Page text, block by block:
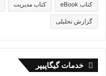
کتاب eBook کتاب مدیریت
گزارش تحلیلی
خدمات گیگاپیپر